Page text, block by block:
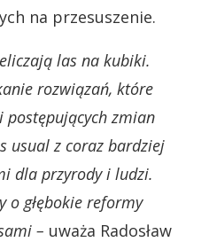
na przesuszenie.
las na kubiki.
rozwiązań, które
postępujących zmian
usual z coraz bardziej
dla przyrody i ludzi.
o głębokie reformy
– uważa Radosław